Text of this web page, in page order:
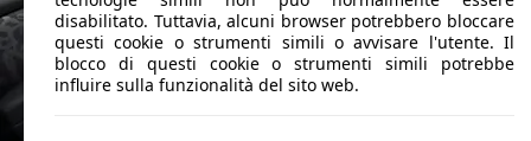
disabilitato. Tuttavia, alcuni browser potrebbero bloccare
questi cookie o strumenti simili o avvisare l'utente. Il
blocco di questi cookie o strumenti simili potrebbe
influire sulla funzionalità del sito web.